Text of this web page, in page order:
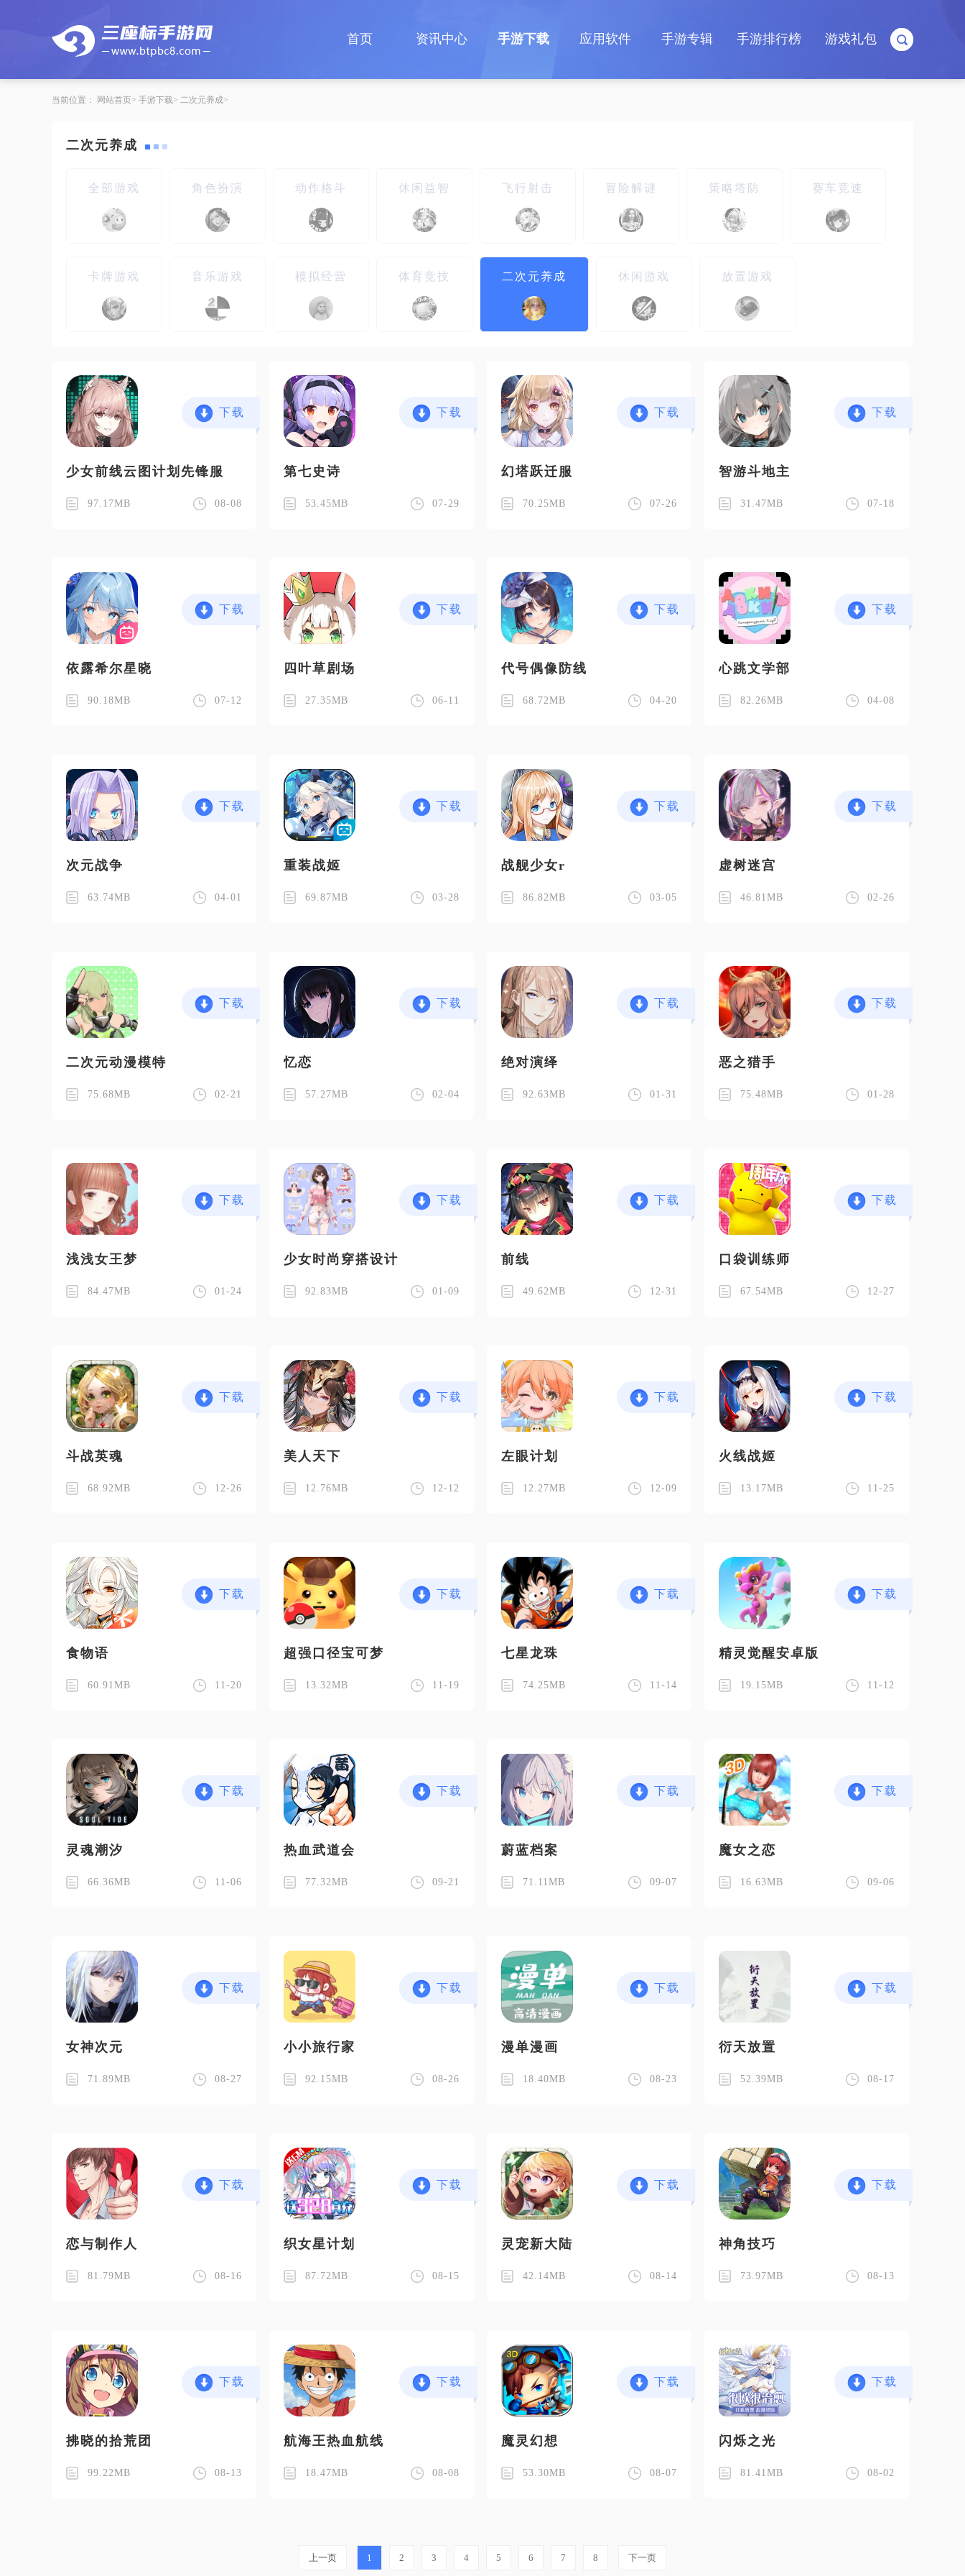
首页 资讯中心 手游下载 应用软件 手游专辑 手游排行榜 游戏礼包
当前位置： 网站首页 手游下载 二次元养成
二次元养成
全部游戏 角色扮演 动作格斗 休闲益智 飞行射击 冒险解谜 策略塔防 赛车竞速
卡牌游戏 音乐游戏 模拟经营 体育竞技 二次元养成 休闲游戏 放置游戏
少女前线云图计划先锋服
97.17MB 08-08
下载
第七史诗
53.45MB 07-29
下载
幻塔跃迁服
70.25MB 07-26
下载
智游斗地主
31.47MB 07-18
下载
依露希尔星晓
90.18MB 07-12
下载
四叶草剧场
27.35MB 06-11
下载
代号偶像防线
68.72MB 04-20
下载
心跳文学部
82.26MB 04-08
下载
次元战争
63.74MB 04-01
下载
重装战姬
69.87MB 03-28
下载
战舰少女r
86.82MB 03-05
下载
虚树迷宫
46.81MB 02-26
下载
二次元动漫模特
75.68MB 02-21
下载
忆恋
57.27MB 02-04
下载
绝对演绎
92.63MB 01-31
下载
恶之猎手
75.48MB 01-28
下载
浅浅女王梦
84.47MB 01-24
下载
少女时尚穿搭设计
92.83MB 01-09
下载
前线
49.62MB 12-31
下载
口袋训练师
67.54MB 12-27
下载
斗战英魂
68.92MB 12-26
下载
美人天下
12.76MB 12-12
下载
左眼计划
12.27MB 12-09
下载
火线战姬
13.17MB 11-25
下载
食物语
60.91MB 11-20
下载
超强口径宝可梦
13.32MB 11-19
下载
七星龙珠
74.25MB 11-14
下载
精灵觉醒安卓版
19.15MB 11-12
下载
灵魂潮汐
66.36MB 11-06
下载
热血武道会
77.32MB 09-21
下载
蔚蓝档案
71.11MB 09-07
下载
魔女之恋
16.63MB 09-06
下载
女神次元
71.89MB 08-27
下载
小小旅行家
92.15MB 08-26
下载
漫单漫画
18.40MB 08-23
下载
衍天放置
52.39MB 08-17
下载
恋与制作人
81.79MB 08-16
下载
织女星计划
87.72MB 08-15
下载
灵宠新大陆
42.14MB 08-14
下载
神角技巧
73.97MB 08-13
下载
拂晓的拾荒团
99.22MB 08-13
下载
航海王热血航线
18.47MB 08-08
下载
魔灵幻想
53.30MB 08-07
下载
闪烁之光
81.41MB 08-02
下载
上一页 1 2 3 4 5 6 7 8 下一页